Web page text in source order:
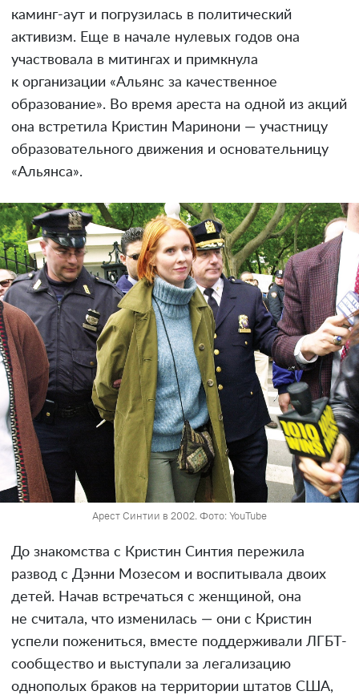
каминг-аут и погрузилась в политический
активизм. Еще в начале нулевых годов она
участвовала в митингах и примкнула
к организации «Альянс за качественное
образование». Во время ареста на одной из акций
она встретила Кристин Маринони — участницу
образовательного движения и основательницу
«Альянса».
Арест Синтии в 2002. Фото: YouTube
До знакомства с Кристин Синтия пережила
развод с Дэнни Мозесом и воспитывала двоих
детей. Начав встречаться с женщиной, она
не считала, что изменилась — они с Кристин
успели пожениться, вместе поддерживали ЛГБТ-
сообщество и выступали за легализацию
однополых браков на территории штатов США,